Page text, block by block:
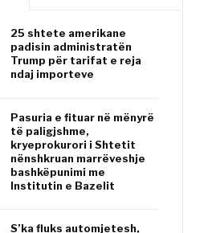
25 shtete amerikane
padisin administratën
Trump për tarifat e reja
ndaj importeve
Pasuria e fituar në mënyrë
të paligjshme,
kryeprokurori i Shtetit
nënshkruan marrëveshje
bashkëpunimi me
Institutin e Bazelit
S’ka fluks automjetesh,